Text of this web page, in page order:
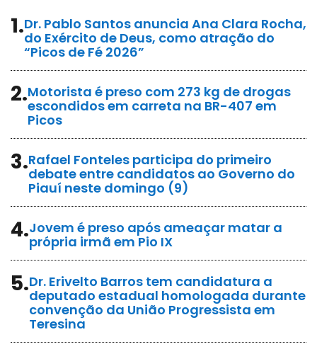
1.Dr. Pablo Santos anuncia Ana Clara Rocha,
do Exército de Deus, como atração do
“Picos de Fé 2026”
2.Motorista é preso com 273 kg de drogas
escondidos em carreta na BR-407 em
Picos
3.Rafael Fonteles participa do primeiro
debate entre candidatos ao Governo do
Piauí neste domingo (9)
4.Jovem é preso após ameaçar matar a
própria irmã em Pio IX
5.Dr. Erivelto Barros tem candidatura a
deputado estadual homologada durante
convenção da União Progressista em
Teresina